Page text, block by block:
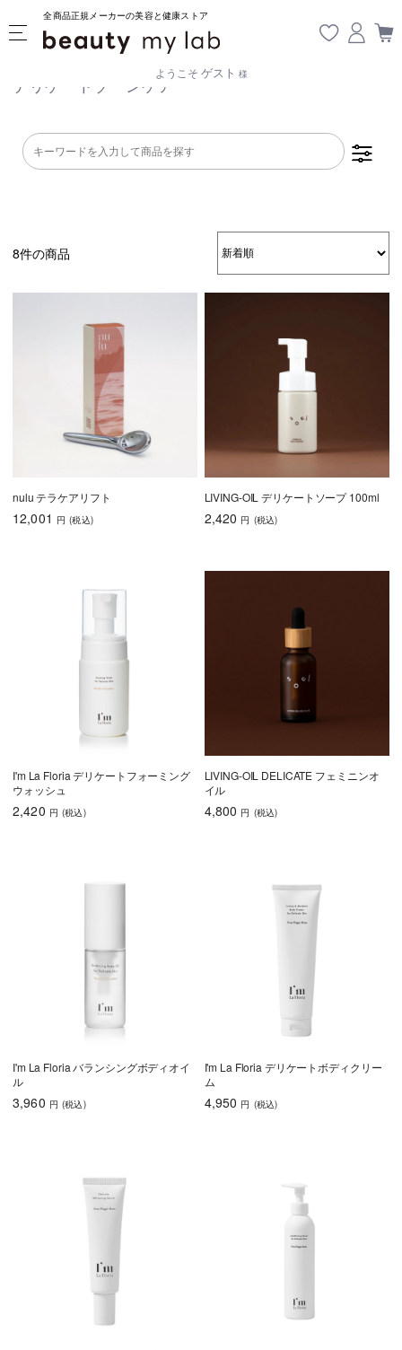
全商品正規メーカーの美容と健康ストア
ようこそ ゲスト 様
デリケートゾーンケア
8件の商品
nulu テラケアリフト
12,001 円 (税込)
LIVING-OIL デリケートソープ 100ml
2,420 円 (税込)
I'm La Floria デリケートフォーミング
ウォッシュ
2,420 円 (税込)
LIVING-OIL DELICATE フェミニンオ
イル
4,800 円 (税込)
I'm La Floria バランシングボディオイ
ル
3,960 円 (税込)
I'm La Floria デリケートボディクリー
ム
4,950 円 (税込)